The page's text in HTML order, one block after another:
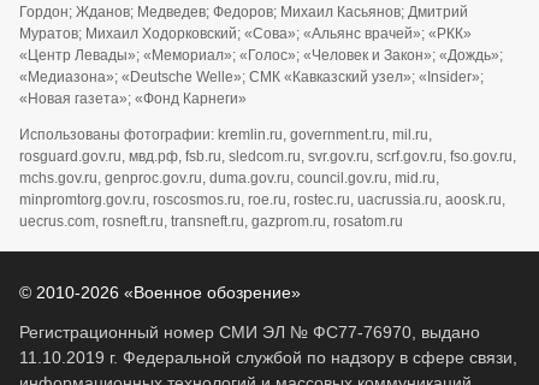
Гордон; Жданов; Медведев; Федоров; Михаил Касьянов; Дмитрий
Муратов; Михаил Ходорковский; «Сова»; «Альянс врачей»; «РКК»
«Центр Левады»; «Мемориал»; «Голос»; «Человек и Закон»; «Дождь»;
«Медиазона»; «Deutsche Welle»; СМК «Кавказский узел»; «Insider»;
«Новая газета»; «Фонд Карнеги»
Использованы фотографии: kremlin.ru, government.ru, mil.ru,
rosguard.gov.ru, мвд.рф, fsb.ru, sledcom.ru, svr.gov.ru, scrf.gov.ru, fso.gov.ru,
mchs.gov.ru, genproc.gov.ru, duma.gov.ru, council.gov.ru, mid.ru,
minpromtorg.gov.ru, roscosmos.ru, roe.ru, rostec.ru, uacrussia.ru, aoosk.ru,
uecrus.com, rosneft.ru, transneft.ru, gazprom.ru, rosatom.ru
© 2010-2026 «Военное обозрение»
Регистрационный номер СМИ ЭЛ № ФС77-76970, выдано
11.10.2019 г. Федеральной службой по надзору в сфере связи,